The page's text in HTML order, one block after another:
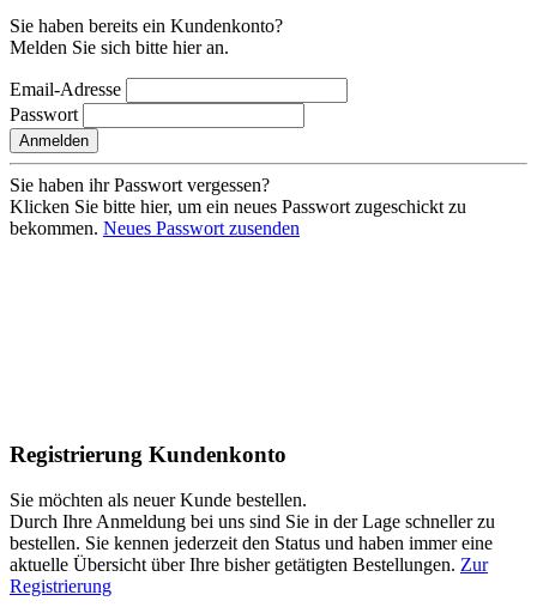
Sie haben bereits ein Kundenkonto?
Melden Sie sich bitte hier an.
Email-Adresse
Passwort
Anmelden
Sie haben ihr Passwort vergessen?
Klicken Sie bitte hier, um ein neues Passwort zugeschickt zu
bekommen. Neues Passwort zusenden
Registrierung Kundenkonto
Sie möchten als neuer Kunde bestellen.
Durch Ihre Anmeldung bei uns sind Sie in der Lage schneller zu
bestellen. Sie kennen jederzeit den Status und haben immer eine
aktuelle Übersicht über Ihre bisher getätigten Bestellungen. Zur
Registrierung